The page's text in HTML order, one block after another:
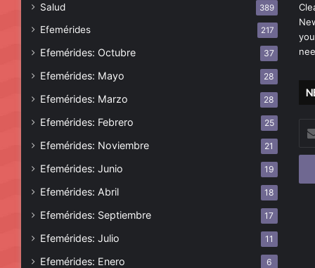
Salud 389
Efemérides 217
Efemérides: Octubre 37
Efemérides: Mayo 28
Efemérides: Marzo 28
Efemérides: Febrero 25
Efemérides: Noviembre 21
Efemérides: Junio 19
Efemérides: Abril 18
Efemérides: Septiembre 17
Efemérides: Julio 11
Efemérides: Enero 6